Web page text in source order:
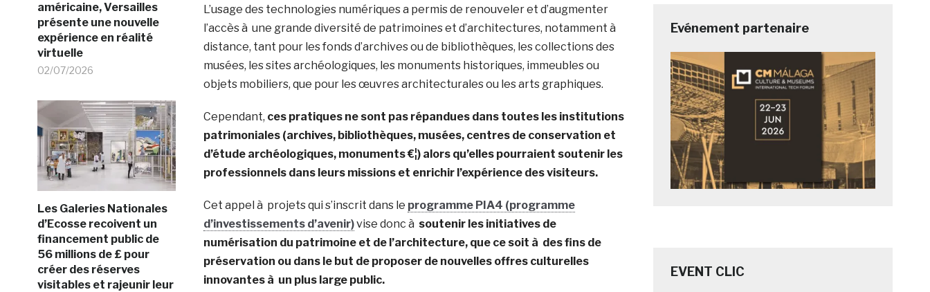
américaine, Versailles
présente une nouvelle
expérience en réalité
virtuelle
02/07/2026
Les Galeries Nationales
d’Ecosse recoivent un
financement public de
56 millions de £ pour
créer des réserves
visitables et rajeunir leur
L’usage des technologies numériques a permis de renouveler et d’augmenter
l’accès à une grande diversité de patrimoines et d’architectures, notamment à
distance, tant pour les fonds d’archives ou de bibliothèques, les collections des
musées, les sites archéologiques, les monuments historiques, immeubles ou
objets mobiliers, que pour les œuvres architecturales ou les arts graphiques.
Cependant, ces pratiques ne sont pas répandues dans toutes les institutions
patrimoniales (archives, bibliothèques, musées, centres de conservation et
d’étude archéologiques, monuments €¦) alors qu’elles pourraient soutenir les
professionnels dans leurs missions et enrichir l’expérience des visiteurs.
Cet appel à projets qui s’inscrit dans le programme PIA4 (programme
d’investissements d’avenir)vise donc à soutenir les initiatives de
numérisation du patrimoine et de l’architecture, que ce soit à des fins de
préservation ou dans le but de proposer de nouvelles offres culturelles
innovantes à un plus large public.
Evénement partenaire
EVENT CLIC